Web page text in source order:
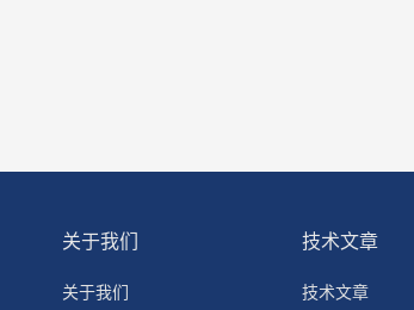
关于我们
关于我们
技术文章
技术文章